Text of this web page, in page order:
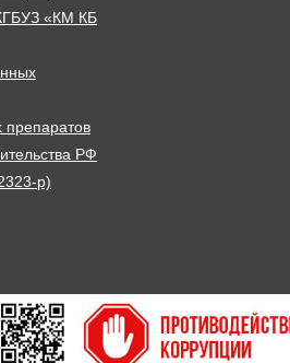
«КМ КБ
препаратов
РФ
р)